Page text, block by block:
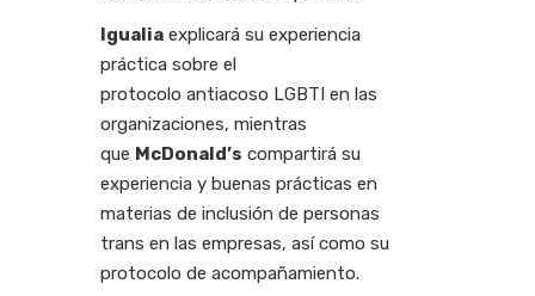
Igualia explicará su experiencia
práctica sobre el
protocolo antiacoso LGBTI en las
organizaciones, mientras
que McDonald’s compartirá su
experiencia y buenas prácticas en
materias de inclusión de personas
trans en las empresas, así como su
protocolo de acompañamiento.